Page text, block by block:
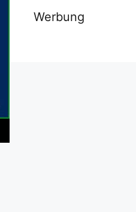
Werbung